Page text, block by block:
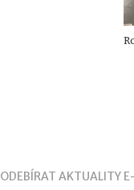
ODEBÍRAT AKTUALITY